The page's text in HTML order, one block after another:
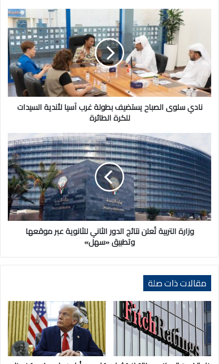
يستضيف
بطولة
غرب
آسيا
لأندية
السيدات
للكرةنادي سلوى الصباح يستضيف بطولة غرب آسيا لأندية السيدات
للكرة الطائرة
التربية
تُعلن
نتائج
الدور
الثاني
للثانوية
عبر
موقعها
وتطبيق
«سهل»
وزارة التربية تُعلن نتائج الدور الثاني للثانوية عبر موقعها
وتطبيق «سهل»
مقالات ذات صلة